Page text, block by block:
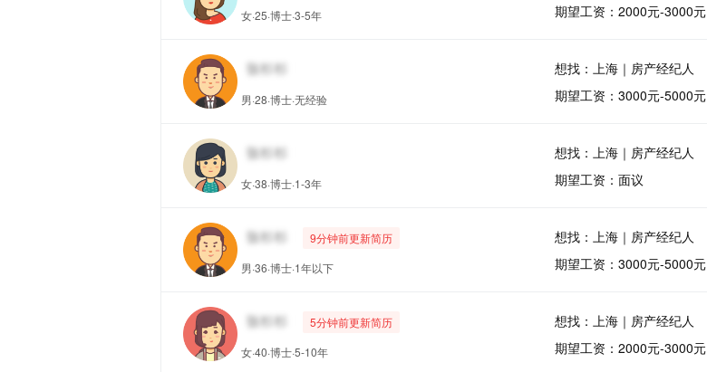
女·25·博士·3-5年
期望工资：2000元-3000元
男·28·博士·无经验
想找：上海｜房产经纪人
期望工资：3000元-5000元
女·38·博士·1-3年
想找：上海｜房产经纪人
期望工资：面议
9分钟前更新简历
男·36·博士·1年以下
想找：上海｜房产经纪人
期望工资：3000元-5000元
5分钟前更新简历
女·40·博士·5-10年
想找：上海｜房产经纪人
期望工资：2000元-3000元